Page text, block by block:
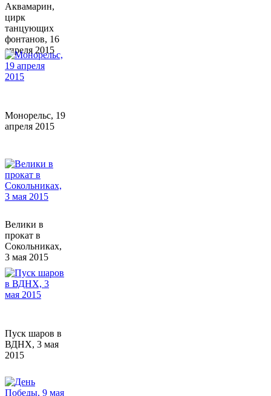
Аквамарин,
цирк
танцующих
фонтанов, 16
апреля 2015
Монорельс, 19
апреля 2015
Велики в
прокат в
Сокольниках,
3 мая 2015
Пуск шаров в
ВДНХ, 3 мая
2015